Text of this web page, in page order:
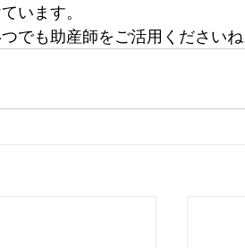
います。
でも助産師をご活用くださいね